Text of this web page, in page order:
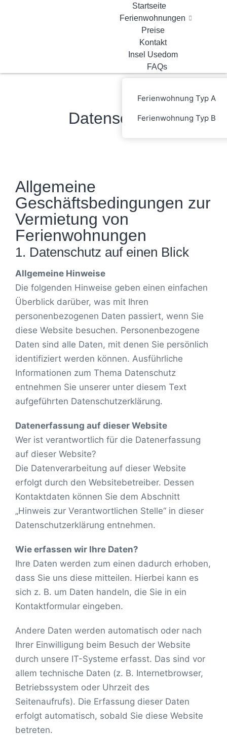
Startseite
Ferienwohnungen
Ferienwohnung Typ A
Ferienwohnung Typ B
Preise
Kontakt
Insel Usedom
FAQs
Datenschutz
Allgemeine
Geschäftsbedingungen zur
Vermietung von
Ferienwohnungen
1. Datenschutz auf einen Blick
Allgemeine Hinweise
Die folgenden Hinweise geben einen einfachen
Überblick darüber, was mit Ihren
personenbezogenen Daten passiert, wenn Sie
diese Website besuchen. Personenbezogene
Daten sind alle Daten, mit denen Sie persönlich
identifiziert werden können. Ausführliche
Informationen zum Thema Datenschutz
entnehmen Sie unserer unter diesem Text
aufgeführten Datenschutzerklärung.
Datenerfassung auf dieser Website
Wer ist verantwortlich für die Datenerfassung
auf dieser Website?
Die Datenverarbeitung auf dieser Website
erfolgt durch den Websitebetreiber. Dessen
Kontaktdaten können Sie dem Abschnitt
„Hinweis zur Verantwortlichen Stelle“ in dieser
Datenschutzerklärung entnehmen.
Wie erfassen wir Ihre Daten?
Ihre Daten werden zum einen dadurch erhoben,
dass Sie uns diese mitteilen. Hierbei kann es
sich z. B. um Daten handeln, die Sie in ein
Kontaktformular eingeben.
Andere Daten werden automatisch oder nach
Ihrer Einwilligung beim Besuch der Website
durch unsere IT-Systeme erfasst. Das sind vor
allem technische Daten (z. B. Internetbrowser,
Betriebssystem oder Uhrzeit des
Seitenaufrufs). Die Erfassung dieser Daten
erfolgt automatisch, sobald Sie diese Website
betreten.